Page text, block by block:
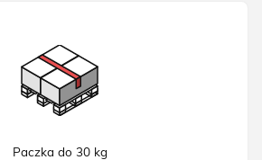
Paczka do 30 kg